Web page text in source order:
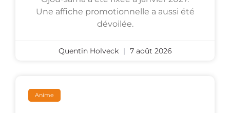
Une affiche promotionnelle a aussi été
dévoilée.
Quentin Holveck 7 août 2026
Anime